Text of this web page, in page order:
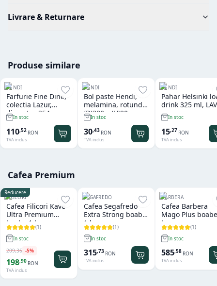
Livrare & Returnare
Produse similare
HENDI
Farfurie Fine Dine,
colectia Lazur,
diametru 254 mm,
portelan decorat
manual
In stoc
110,52 RON
TVA inclus
HENDI
Bol paste Hendi,
melamina, rotund
(D)380 x (H)90 mm
In stoc
30,43 RON
TVA inclus
HENDI
Pahar Helsinki
drink 325 ml, LAV
In stoc
15,27 RON
TVA inclus
Cafea Premium
Reducere
FILICORI
Cafea Filicori Kave
Ultra Premium
boabe 1 kg
(1)
In stoc
209,36 -5%
198,90 RON
TVA inclus
SEGAFREDO
Cafea Segafredo
Extra Strong boabe
1 kg
(1)
In stoc
315,73 RON
TVA inclus
BARBERA
Cafea Barbera
Mago Plus
kg
(1)
In stoc
585,58 RON
TVA inclus